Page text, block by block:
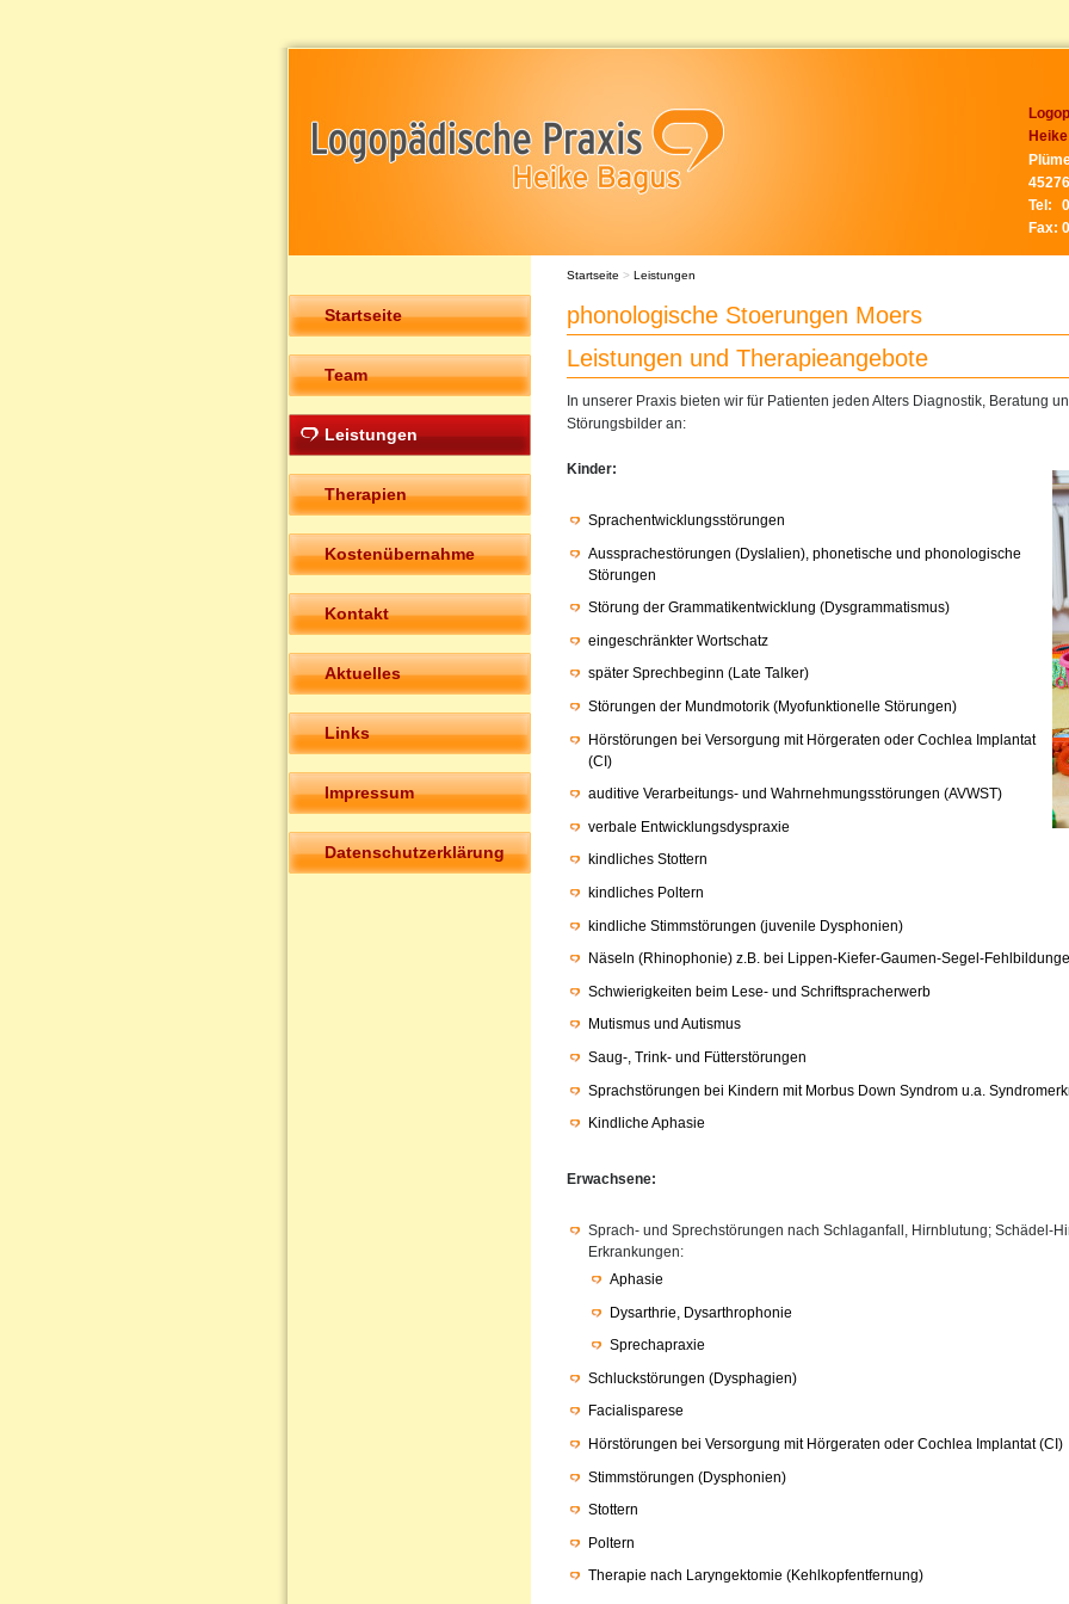
Tel:
Fax:
Startseite
Team
Leistungen
Therapien
Kostenübernahme
Kontakt
Aktuelles
Links
Impressum
Datenschutzerklärung
Startseite > Leistungen
phonologische Stoerungen Moers
Leistungen und Therapieangebote
In unserer Praxis bieten wir für Patienten jeden Alters Diagnostik, Beratung
Störungsbilder an:
Kinder:
Sprachentwicklungsstörungen
Aussprachestörungen (Dyslalien), phonetische und phonologische
Störungen
Störung der Grammatikentwicklung (Dysgrammatismus)
eingeschränkter Wortschatz
später Sprechbeginn (Late Talker)
Störungen der Mundmotorik (Myofunktionelle Störungen)
Hörstörungen bei Versorgung mit Hörgeraten oder Cochlea Implantat
(CI)
auditive Verarbeitungs- und Wahrnehmungsstörungen (AVWST)
verbale Entwicklungsdyspraxie
kindliches Stottern
kindliches Poltern
kindliche Stimmstörungen (juvenile Dysphonien)
Näseln (Rhinophonie) z.B. bei Lippen-Kiefer-Gaumen-Segel-
Schwierigkeiten beim Lese- und Schriftspracherwerb
Mutismus und Autismus
Saug-, Trink- und Fütterstörungen
Sprachstörungen bei Kindern mit Morbus Down Syndrom u.a.
Kindliche Aphasie
Erwachsene:
Sprach- und Sprechstörungen nach Schlaganfall, Hirnblutung; Schädel-
Erkrankungen:
Aphasie
Dysarthrie, Dysarthrophonie
Sprechapraxie
Schluckstörungen (Dysphagien)
Facialisparese
Hörstörungen bei Versorgung mit Hörgeraten oder Cochlea Implantat (CI)
Stimmstörungen (Dysphonien)
Stottern
Poltern
Therapie nach Laryngektomie (Kehlkopfentfernung)